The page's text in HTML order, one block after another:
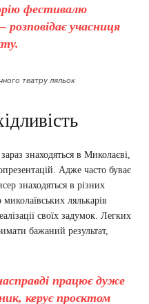
фестивалю
учасниця
театру ляльок
знаходяться в Миколаєві,
Адже часто буває
знаходяться в різних
лялькарів
своїх задумок. Легких
бажаний результат,
працює дуже
керує проєктом